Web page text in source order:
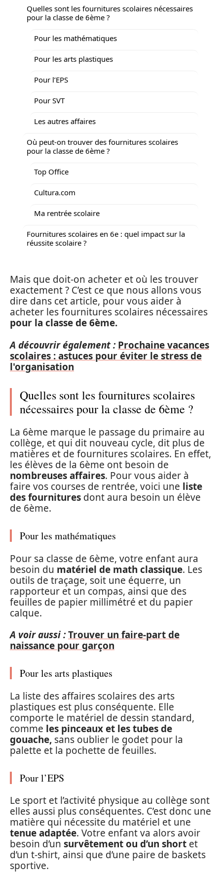
Quelles sont les fournitures scolaires nécessaires
pour la classe de 6ème ?
Pour les mathématiques
Pour les arts plastiques
Pour l’EPS
Pour SVT
Les autres affaires
Où peut-on trouver des fournitures scolaires
pour la classe de 6ème ?
Top Office
Cultura.com
Ma rentrée scolaire
Fournitures scolaires en 6e : quel impact sur la
réussite scolaire ?
Mais que doit-on acheter et où les trouver
exactement ? C’est ce que nous allons vous
dire dans cet article, pour vous aider à
acheter les fournitures scolaires nécessaires
pour la classe de 6ème.
A découvrir également : Prochaine vacances
scolaires : astuces pour éviter le stress de
l'organisation
Quelles sont les fournitures scolaires
nécessaires pour la classe de 6ème ?
La 6ème marque le passage du primaire au
collège, et qui dit nouveau cycle, dit plus de
matières et de fournitures scolaires. En effet,
les élèves de la 6ème ont besoin de
nombreuses affaires. Pour vous aider à
faire vos courses de rentrée, voici une liste
des fournitures dont aura besoin un élève
de 6ème.
Pour les mathématiques
Pour sa classe de 6ème, votre enfant aura
besoin du matériel de math classique. Les
outils de traçage, soit une équerre, un
rapporteur et un compas, ainsi que des
feuilles de papier millimétré et du papier
calque.
A voir aussi :Trouver un faire-part de
naissance pour garçon
Pour les arts plastiques
La liste des affaires scolaires des arts
plastiques est plus conséquente. Elle
comporte le matériel de dessin standard,
comme les pinceauxet lestubes de
gouache, sans oublier le godet pour la
palette et la pochette de feuilles.
Pour l’EPS
Le sport et l’activité physique au collège sont
elles aussi plus conséquentes. C’est donc une
matière qui nécessite du matériel et une
tenue adaptée. Votre enfant va alors avoir
besoin d’un survêtement ou d’un short et
d’un t-shirt, ainsi que d’une paire de baskets
sportive.